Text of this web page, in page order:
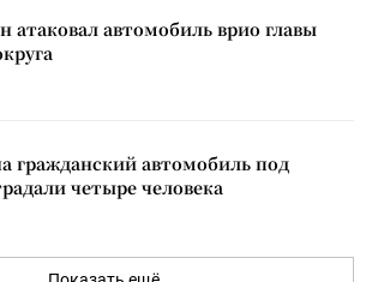
атаковал автомобиль врио главы
гражданский автомобиль под
четыре человека